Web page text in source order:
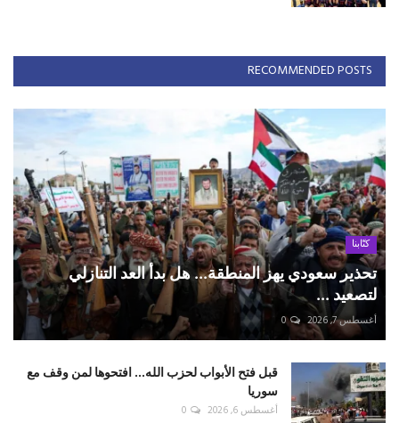
RECOMMENDED POSTS
كتّابنا
تحذير سعودي يهز المنطقة... هل بدأ العد التنازلي
لتصعيد ...
أغسطس 7, 2026 0
قبل فتح الأبواب لحزب الله... افتحوها لمن وقف مع
سوريا
أغسطس 6, 2026 0